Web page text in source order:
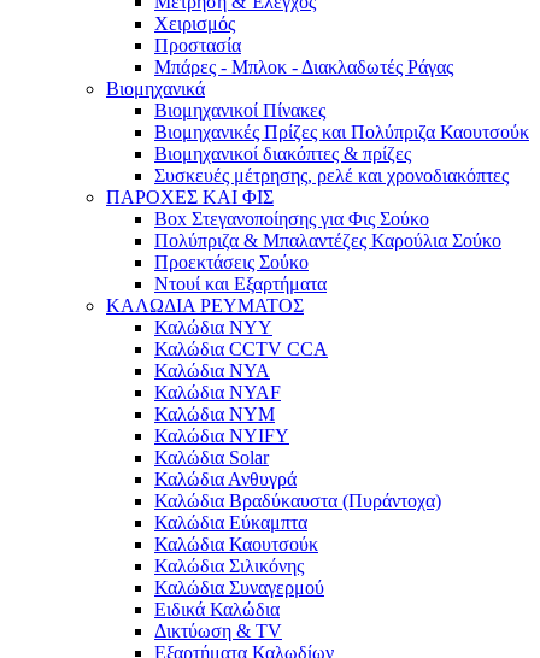
Χειρισμός
Προστασία
Μπάρες - Μπλοκ - Διακλαδωτές Ράγας
Βιομηχανικά
Βιομηχανικοί Πίνακες
Βιομηχανικές Πρίζες και Πολύπριζα Καουτσούκ
Βιομηχανικοί διακόπτες & πρίζες
Συσκευές μέτρησης, ρελέ και χρονοδιακόπτες
ΠΑΡΟΧΕΣ ΚΑΙ ΦΙΣ
Box Στεγανοποίησης για Φις Σούκο
Πολύπριζα & Μπαλαντέζες Καρούλια Σούκο
Προεκτάσεις Σούκο
Ντουί και Εξαρτήματα
ΚΑΛΩΔΙΑ ΡΕΥΜΑΤΟΣ
Καλώδια NYY
Καλώδια CCTV CCA
Καλώδια NYA
Καλώδια NYAF
Καλώδια NYM
Καλώδια NYIFY
Καλώδια Solar
Καλώδια Ανθυγρά
Καλώδια Βραδύκαυστα (Πυράντοχα)
Καλώδια Εύκαμπτα
Καλώδια Καουτσούκ
Καλώδια Σιλικόνης
Καλώδια Συναγερμού
Ειδικά Καλώδια
Δικτύωση & TV
Εξαρτήματα Καλωδίων